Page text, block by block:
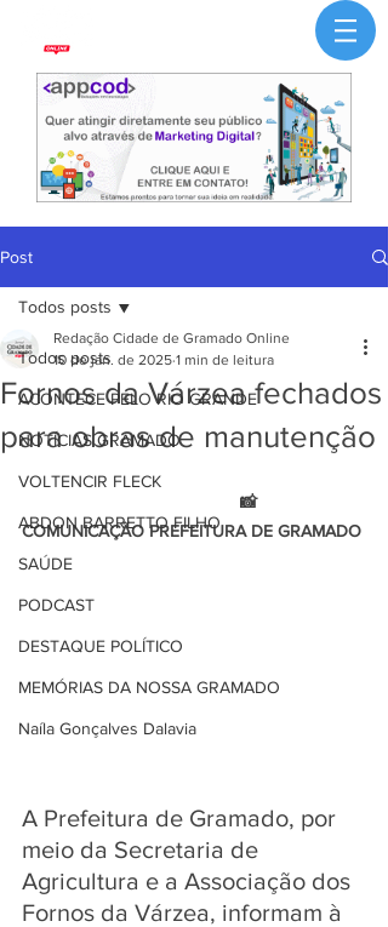
Post
Todos posts
ACONTECE PELO RIO GRANDE
NOTÍCIAS GRAMADO
VOLTENCIR FLECK
ABDON BARRETTO FILHO
SAÚDE
PODCAST
DESTAQUE POLÍTICO
MEMÓRIAS DA NOSSA GRAMADO
Naíla Gonçalves Dalavia
Todos posts
Fornos da Várzea fechados
para obras de manutenção
Redação Cidade de Gramado Online
10 de jan. de 2025 1 min de leitura
COMUNICAÇÃO PREFEITURA DE GRAMADO
A Prefeitura de Gramado, por
meio da Secretaria de
Agricultura e a Associação dos
Fornos da Várzea, informam à